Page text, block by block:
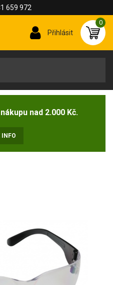
659 972
Přihlásit
0
nad 2.000 Kč.
INFO